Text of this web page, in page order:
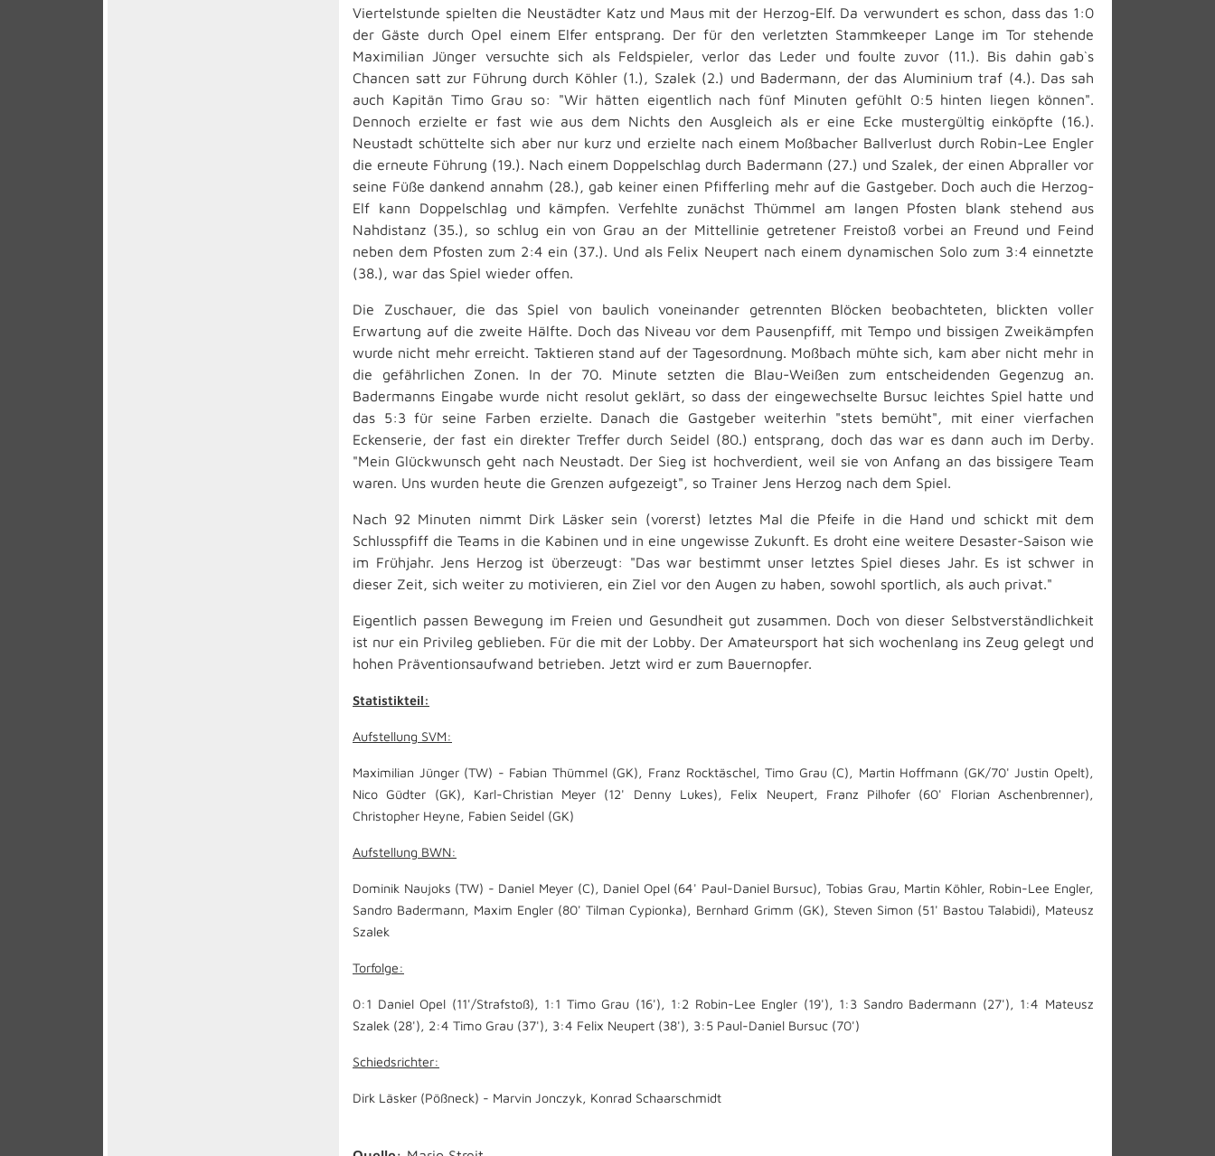
Viertelstunde spielten die Neustädter Katz und Maus mit der Herzog-Elf. Da verwundert es schon, dass das 1:0
der Gäste durch Opel einem Elfer entsprang. Der für den verletzten Stammkeeper Lange im Tor stehende
Maximilian Jünger versuchte sich als Feldspieler, verlor das Leder und foulte zuvor (11.). Bis dahin gab`s
Chancen satt zur Führung durch Köhler (1.), Szalek (2.) und Badermann, der das Aluminium traf (4.). Das sah
auch Kapitän Timo Grau so: "Wir hätten eigentlich nach fünf Minuten gefühlt 0:5 hinten liegen können".
Dennoch erzielte er fast wie aus dem Nichts den Ausgleich als er eine Ecke mustergültig einköpfte (16.).
Neustadt schüttelte sich aber nur kurz und erzielte nach einem Moßbacher Ballverlust durch Robin-Lee Engler
die erneute Führung (19.). Nach einem Doppelschlag durch Badermann (27.) und Szalek, der einen Abpraller vor
seine Füße dankend annahm (28.), gab keiner einen Pfifferling mehr auf die Gastgeber. Doch auch die Herzog-
Elf kann Doppelschlag und kämpfen. Verfehlte zunächst Thümmel am langen Pfosten blank stehend aus
Nahdistanz (35.), so schlug ein von Grau an der Mittellinie getretener Freistoß vorbei an Freund und Feind
neben dem Pfosten zum 2:4 ein (37.). Und als Felix Neupert nach einem dynamischen Solo zum 3:4 einnetzte
(38.), war das Spiel wieder offen.
Die Zuschauer, die das Spiel von baulich voneinander getrennten Blöcken beobachteten, blickten voller
Erwartung auf die zweite Hälfte. Doch das Niveau vor dem Pausenpfiff, mit Tempo und bissigen Zweikämpfen
wurde nicht mehr erreicht. Taktieren stand auf der Tagesordnung. Moßbach mühte sich, kam aber nicht mehr in
die gefährlichen Zonen. In der 70. Minute setzten die Blau-Weißen zum entscheidenden Gegenzug an.
Badermanns Eingabe wurde nicht resolut geklärt, so dass der eingewechselte Bursuc leichtes Spiel hatte und
das 5:3 für seine Farben erzielte. Danach die Gastgeber weiterhin "stets bemüht", mit einer vierfachen
Eckenserie, der fast ein direkter Treffer durch Seidel (80.) entsprang, doch das war es dann auch im Derby.
"Mein Glückwunsch geht nach Neustadt. Der Sieg ist hochverdient, weil sie von Anfang an das bissigere Team
waren. Uns wurden heute die Grenzen aufgezeigt", so Trainer Jens Herzog nach dem Spiel.
Nach 92 Minuten nimmt Dirk Läsker sein (vorerst) letztes Mal die Pfeife in die Hand und schickt mit dem
Schlusspfiff die Teams in die Kabinen und in eine ungewisse Zukunft. Es droht eine weitere Desaster-Saison wie
im Frühjahr. Jens Herzog ist überzeugt: "Das war bestimmt unser letztes Spiel dieses Jahr. Es ist schwer in
dieser Zeit, sich weiter zu motivieren, ein Ziel vor den Augen zu haben, sowohl sportlich, als auch privat."
Eigentlich passen Bewegung im Freien und Gesundheit gut zusammen. Doch von dieser Selbstverständlichkeit
ist nur ein Privileg geblieben. Für die mit der Lobby. Der Amateursport hat sich wochenlang ins Zeug gelegt und
hohen Präventionsaufwand betrieben. Jetzt wird er zum Bauernopfer.
Statistikteil:
Aufstellung SVM:
Maximilian Jünger (TW) - Fabian Thümmel (GK), Franz Rocktäschel, Timo Grau (C), Martin Hoffmann (GK/70' Justin Opelt),
Nico Güdter (GK), Karl-Christian Meyer (12' Denny Lukes), Felix Neupert, Franz Pilhofer (60' Florian Aschenbrenner),
Christopher Heyne, Fabien Seidel (GK)
Aufstellung BWN:
Dominik Naujoks (TW) - Daniel Meyer (C), Daniel Opel (64' Paul-Daniel Bursuc), Tobias Grau, Martin Köhler, Robin-Lee Engler,
Sandro Badermann, Maxim Engler (80' Tilman Cypionka), Bernhard Grimm (GK), Steven Simon (51' Bastou Talabidi), Mateusz
Szalek
Torfolge:
0:1 Daniel Opel (11'/Strafstoß), 1:1 Timo Grau (16'), 1:2 Robin-Lee Engler (19'), 1:3 Sandro Badermann (27'), 1:4 Mateusz
Szalek (28'), 2:4 Timo Grau (37'), 3:4 Felix Neupert (38'), 3:5 Paul-Daniel Bursuc (70')
Schiedsrichter:
Dirk Läsker (Pößneck) - Marvin Jonczyk, Konrad Schaarschmidt